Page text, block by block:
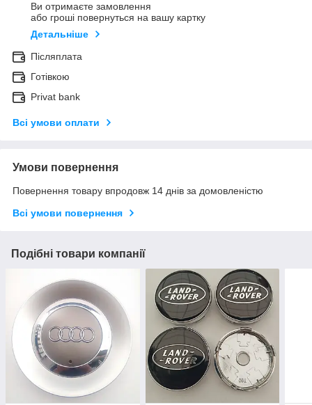
Ви отримаєте замовлення
або гроші повернуться на вашу картку
Детальніше
Післяплата
Готівкою
Privat bank
Всі умови оплати
Умови повернення
Повернення товару впродовж 14 днів за домовленістю
Всі умови повернення
Подібні товари компанії